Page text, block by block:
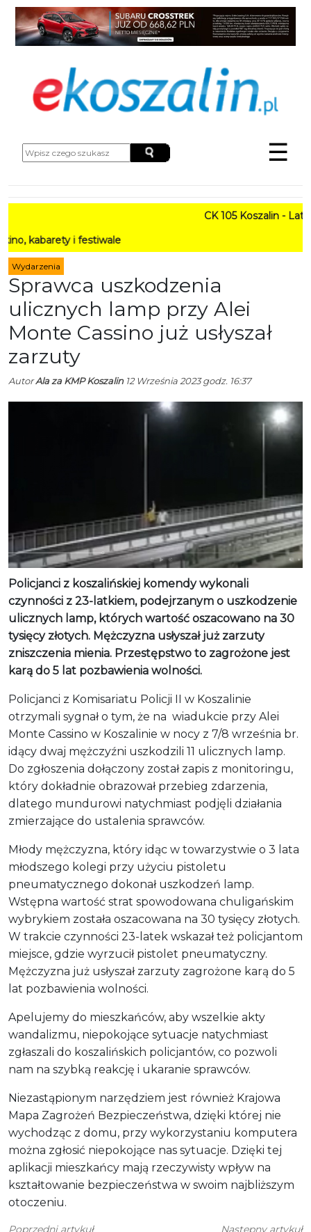
☰
CK 105 Koszalin - Lato w
i festiwale
Wydarzenia
Sprawca uszkodzenia
ulicznych lamp przy Alei
Monte Cassino już usłyszał
zarzuty
AutorAla za KMP Koszalin12 Września 2023 godz. 16:37
Policjanci z koszalińskiej komendy wykonali
czynności z 23-latkiem, podejrzanym o uszkodzenie
ulicznych lamp, których wartość oszacowano na 30
tysięcy złotych. Mężczyzna usłyszał już zarzuty
zniszczenia mienia. Przestępstwo to zagrożone jest
karą do 5 lat pozbawienia wolności.
Policjanci z Komisariatu Policji II w Koszalinie
otrzymali sygnał o tym, że na wiadukcie przy Alei
Monte Cassino w Koszalinie w nocy z 7/8 września br.
idący dwaj mężczyźni uszkodzili 11 ulicznych lamp.
Do zgłoszenia dołączony został zapis z monitoringu,
który dokładnie obrazował przebieg zdarzenia,
dlatego mundurowi natychmiast podjęli działania
zmierzające do ustalenia sprawców.
Młody mężczyzna, który idąc w towarzystwie o 3 lata
młodszego kolegi przy użyciu pistoletu
pneumatycznego dokonał uszkodzeń lamp.
Wstępna wartość strat spowodowana chuligańskim
wybrykiem została oszacowana na 30 tysięcy złotych.
W trakcie czynności 23-latek wskazał też policjantom
miejsce, gdzie wyrzucił pistolet pneumatyczny.
Mężczyzna już usłyszał zarzuty zagrożone karą do 5
lat pozbawienia wolności.
Apelujemy do mieszkańców, aby wszelkie akty
wandalizmu, niepokojące sytuacje natychmiast
zgłaszali do koszalińskich policjantów, co pozwoli
nam na szybką reakcję i ukaranie sprawców.
Niezastąpionym narzędziem jest również Krajowa
Mapa Zagrożeń Bezpieczeństwa, dzięki której nie
wychodząc z domu, przy wykorzystaniu komputera
można zgłosić niepokojące nas sytuacje. Dzięki tej
aplikacji mieszkańcy mają rzeczywisty wpływ na
kształtowanie bezpieczeństwa w swoim najbliższym
otoczeniu.
Poprzedni artykuł
Następny artykuł